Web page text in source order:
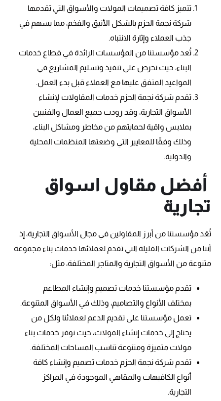
تتميز كافة تصميمات المولات والأسواق التي تقدمها
شركة نجمة الحزم بالشكل الأنيق والفخم، مما يسهم في
جذب العملاء وإثارة الانتباه.
تُعد مؤسستنا من المؤسسات الرائدة في قطاع خدمات
البناء، حيث نحرص على تنفيذ وتسليم المشاريع في
المواعيد المتفق عليها مع العملاء قبل بدء العمل.
تقدم شركة نجمة الحزم خدمات المقاولات لإنشاء
الأسواق التجارية، وقد زودت جميع العمال والفنيين
بملابس واقية لحمايتهم من مخاطر ومشاكل البناء،
وذلك وفقًا للمعايير التي وضعتها المنظمات المحلية
والدولية.
أفضل مقاول اسواق
تجارية
تُعَد مؤسستنا من أبرز المقاولين في مجال الأسواق التجارية، إذ
أننا من الشركات القليلة التي تقدم لعملائها خدمات بناء مجموعة
متنوعة من الأسواق التجارية والمتاجر المختلفة، مثل:
تقدم مؤسستنا خدمات تصميم وإنشاء المطاعم
بمختلف الأنواع والتصاميم، وذلك في الأسواق المتنوعة.
تعمل مؤسستنا على تقديم الدعم لعملائنا ولكل من
يحتاج إلى خدمات إنشاء المولات، حيث نوفر خدمات بناء
مولات متميزة ومتنوعة تناسب المساحات المختلفة.
تقدم شركة نجمة الحزم خدمات تصميم وإنشاء كافة
أنواع الكافيهات والمقاهي الموجودة في المراكز
التجارية.